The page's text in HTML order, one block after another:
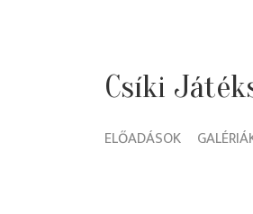
Csíki
ELŐADÁSOK